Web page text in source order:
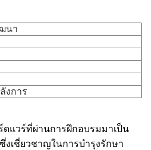
นา
งการ
ดแวร์ที่ผ่านการฝึกอบรมมาเป็น
เชี่ยวชาญในการบำรุงรักษา